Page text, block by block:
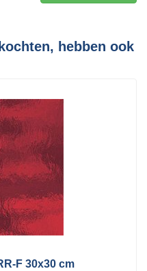
hebben ook
F 30x30 cm